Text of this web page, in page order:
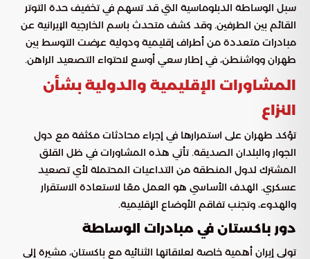
سبل الوساطة الدبلوماسية التي قد تسهم في تخفيف حدة التوتر
القائم بين الطرفين. وقد كشف متحدث باسم الخارجية الإيرانية عن
مبادرات متعددة من أطراف إقليمية ودولية عرضت التوسط بين
طهران وواشنطن، في إطار سعي أوسع لاحتواء التصعيد الراهن.
المشاورات الإقليمية والدولية بشأن
النزاع
تؤكد طهران على استمرارها في إجراء محادثات مكثفة مع دول
الجوار والبلدان الصديقة. تأتي هذه المشاورات في ظل القلق
المشترك لدول المنطقة من التداعيات المحتملة لأي تصعيد
عسكري. الهدف الأساسي هو العمل معًا لاستعادة الاستقرار
والهدوء، وتجنب تفاقم الأوضاع الإقليمية.
دور باكستان في مبادرات الوساطة
تولي إيران أهمية خاصة لعلاقاتها الثنائية مع باكستان، مشيرة إلى